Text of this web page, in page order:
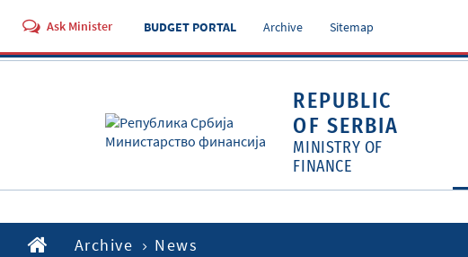
Ask Minister BUDGET PORTAL Archive Sitemap
REPUBLIC
OF SERBIA
MINISTRY OF
FINANCE
Archive News